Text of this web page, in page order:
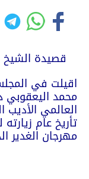
قصيدة الشيخ
اقيلت في
محمد اليعقوبي
العالمي الأديب
تأريخ عام
مهرجان الغدير